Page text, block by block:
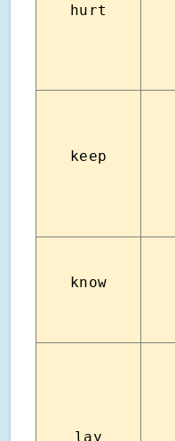
hurt
keep
know
lay